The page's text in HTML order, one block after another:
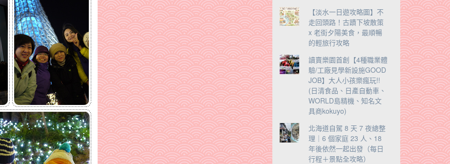
【淡水一日遊攻略圖】不
走回頭路！古蹟下坡散策
x 老街夕陽美食，最順暢
的輕旅行攻略
讀賣樂園首創【4種職業體
驗/工廠見學新設施GOOD
JOB】大人小孩樂瘋玩!!
(日清食品、日產自動車、
WORLD島精機、知名文
具商kokuyo)
北海道自駕 8 天 7 夜總整
理｜6 個家庭 23 人、18
年後依然一起出發（每日
行程＋景點全攻略）